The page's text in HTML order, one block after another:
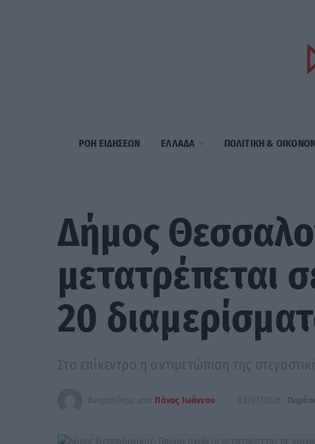
ΡΟΗ ΕΙΔΗΣΕΩΝ ΕΛΛΑΔΑ ΠΟΛΙΤΙΚΗ &
Δήμος
μετατρέπεται
20
Στο επίκεντρο η αντιμετώπιση της
Αναρτήθηκε από Πάνος Ιωάννου 03/07/2026